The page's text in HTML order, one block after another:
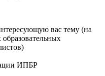
вас тему (на
ИПБР